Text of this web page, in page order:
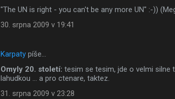
"The UN is right - you can't be any more UN" :-))
30. srpna 2009 v 19:41
Karpaty píše…
Omyly 20. století: tesim se tesim, jde o velmi silne
lahudkou ... a pro ctenare, taktez.
31. srpna 2009 v 23:28